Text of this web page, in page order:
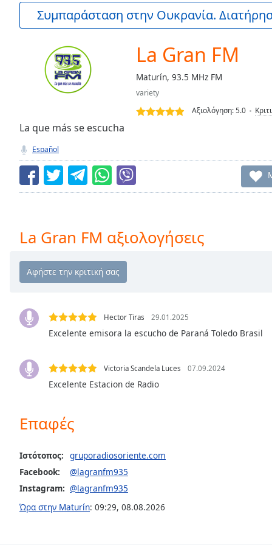
Current
0:00
Seek to
currently
behind
LIVE
Remaining
Time-
Playback
Chapters
Descriptions
off
selected
subtitles
settings,
subtitles
settings
dialog
off,
Συμπαράσταση στην Ουκρανία.
La Gran FM
Maturín, 93.5 MHz FM
variety
Αξιολόγηση:5.0
La que más se escucha
Español
La Gran FM αξιολογήσεις
Hector Tiras 29.01.2025
Excelente emisora la escucho de Paraná Toledo Brasil
Victoria Scandela Luces 07.09.2024
Excelente Estacion de Radio
Επαφές
Ιστότοπος: gruporadiosoriente.com
Facebook:
@lagranfm935
Instagram: @lagranfm935
Ώρα στην Maturín: 09:29, 08.08.2026